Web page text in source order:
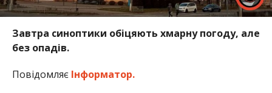
Завтра синоптики обіцяють хмарну погоду, але
без опадів.
ПовідомляєІнформатор.